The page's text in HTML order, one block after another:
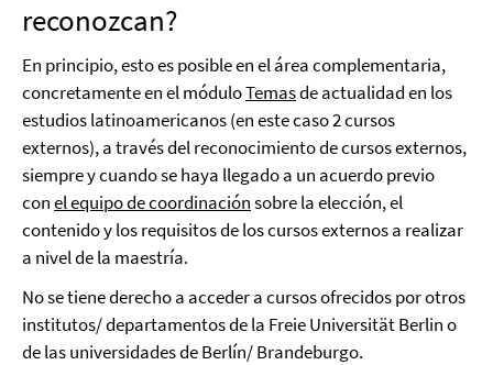
reconozcan?
En principio, esto es posible en el área complementaria,
concretamente en el móduloTemasde actualidad en los
estudios latinoamericanos(en este caso 2 cursos
externos), a través del reconocimiento de cursos externos,
siempre y cuando se haya llegado a un acuerdo previo
conel equipo de coordinaciónsobre la elección, el
contenido y los requisitos de los cursos externos a realizar
a nivel de la maestría.
No se tiene derecho a acceder a cursos ofrecidos por otros
institutos/ departamentos de la Freie Universität Berlin o
de las universidades de Berlín/ Brandeburgo.